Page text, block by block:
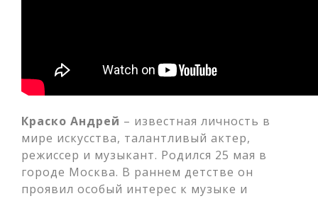
Краско Андрей – известная личность в
мире искусства, талантливый актер,
режиссер и музыкант. Родился 25 мая в
городе Москва. В раннем детстве он
проявил особый интерес к музыке и